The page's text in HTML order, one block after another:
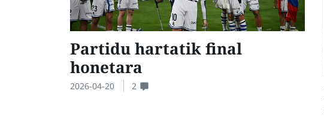
Partidu hartatik final
honetara
2026-04-20 2